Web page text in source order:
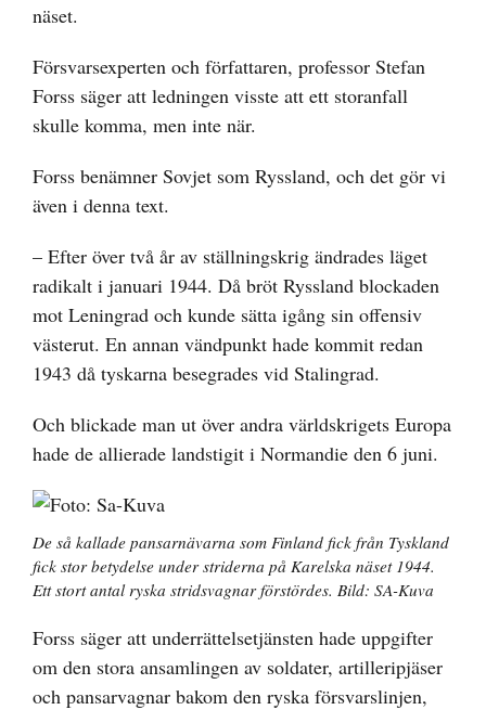
näset.
Försvarsexperten och författaren, professor Stefan
Forss säger att ledningen visste att ett storanfall
skulle komma, men inte när.
Forss benämner Sovjet som Ryssland, och det gör vi
även i denna text.
– Efter över två år av ställningskrig ändrades läget
radikalt i januari 1944. Då bröt Ryssland blockaden
mot Leningrad och kunde sätta igång sin offensiv
västerut. En annan vändpunkt hade kommit redan
1943 då tyskarna besegrades vid Stalingrad.
Och blickade man ut över andra världskrigets Europa
hade de allierade landstigit i Normandie den 6 juni.
De så kallade pansarnävarna som Finland fick från Tyskland
fick stor betydelse under striderna på Karelska näset 1944.
Ett stort antal ryska stridsvagnar förstördes. Bild: SA-Kuva
Forss säger att underrättelsetjänsten hade uppgifter
om den stora ansamlingen av soldater, artilleripjäser
och pansarvagnar bakom den ryska försvarslinjen,